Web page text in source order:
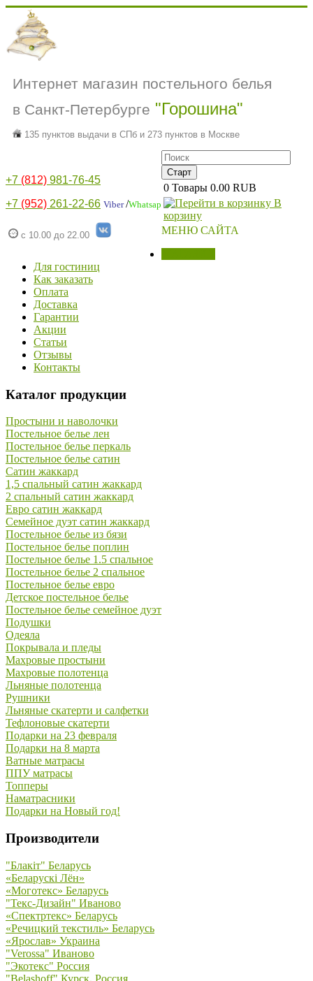
Интернет магазин постельного белья
в Санкт-Петербурге "Горошина"
135 пунктов выдачи в СПб и 273 пунктов в Москве
+7 (812) 981-76-45
+7 (952) 261-22-66 Viber/Whatsap
с 10.00 до 22.00
0 Товары 0.00 RUB
В
корзину
МЕНЮ САЙТА
Для гостиниц
Как заказать
Оплата
Доставка
Гарантии
Акции
Статьи
Отзывы
Контакты
Каталог продукции
Простыни и наволочки
Постельное белье лен
Постельное белье перкаль
Постельное белье сатин
Сатин жаккард
1,5 спальный сатин жаккард
2 спальный сатин жаккард
Евро сатин жаккард
Семейное дуэт сатин жаккард
Постельное белье из бязи
Постельное белье поплин
Постельное белье 1.5 спальное
Постельное белье 2 спальное
Постельное белье евро
Детское постельное белье
Постельное белье семейное дуэт
Подушки
Одеяла
Покрывала и пледы
Махровые простыни
Махровые полотенца
Льняные полотенца
Рушники
Льняные скатерти и салфетки
Тефлоновые скатерти
Подарки на 23 февраля
Подарки на 8 марта
Ватные матрасы
ППУ матрасы
Топперы
Наматрасники
Подарки на Новый год!
Производители
"Блакiт" Беларусь
«Беларускi Лён»
«Моготекс» Беларусь
"Текс-Дизайн" Иваново
«Спектртекс» Беларусь
«Речицкий текстиль» Беларусь
«Ярослав» Украина
"Verossa" Иваново
"Экотекс" Россия
"Belashoff" Курск, Россия